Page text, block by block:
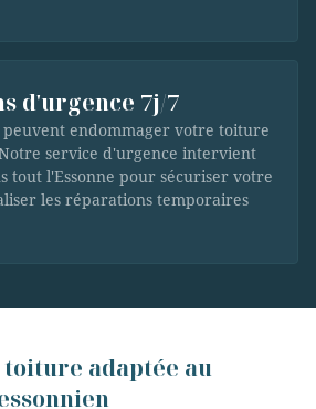
d'urgence 7j/7
endommager votre toiture
service d'urgence intervient
tout l'Essonne pour sécuriser votre
les réparations temporaires
adaptée au